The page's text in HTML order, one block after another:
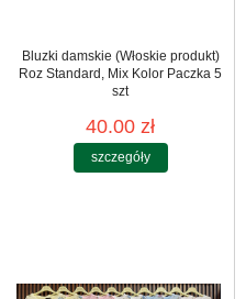
Bluzki damskie (Włoskie produkt)
Roz Standard, Mix Kolor Paczka 5
szt
40.00 zł
szczegóły